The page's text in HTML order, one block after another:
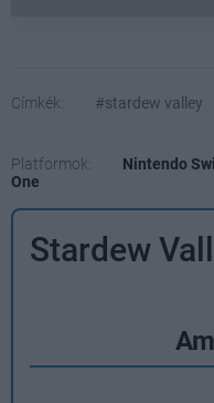
Címkék: #stardew valley
Platformok: Nintendo
One
Stardew